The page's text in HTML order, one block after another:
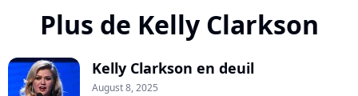
Plus de Kelly Clarkson
Kelly Clarkson en deuil
August 8, 2025